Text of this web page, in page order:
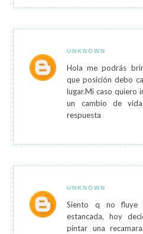
UNKNOWN
Hola me podrás
que posición debo
lugar.Mi caso quiero
un cambio de
respuesta
UNKNOWN
Siento q no fluye
estancada, hoy
pintar una